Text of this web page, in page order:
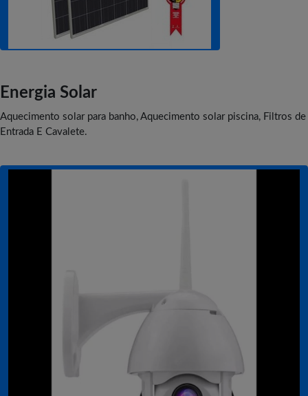
Energia Solar
Aquecimento solar para banho, Aquecimento solar piscina, Filtros de
Entrada E Cavalete.